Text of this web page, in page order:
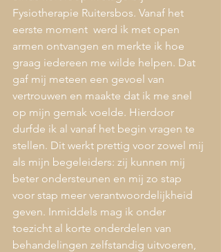
Fysiotherapie Ruitersbos. Vanaf het
eerste moment werd ik met open
armen ontvangen en merkte ik hoe
graag iedereen me wilde helpen. Dat
gaf mij meteen een gevoel van
vertrouwen en maakte dat ik me snel
op mijn gemak voelde. Hierdoor
durfde ik al vanaf het begin vragen te
stellen. Dit werkt prettig voor zowel mij
als mijn begeleiders: zij kunnen mij
beter ondersteunen en mij zo stap
voor stap meer verantwoordelijkheid
geven. Inmiddels mag ik onder
toezicht al korte onderdelen van
behandelingen zelfstandig uitvoeren,